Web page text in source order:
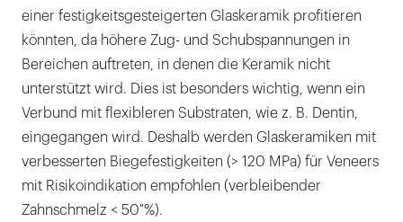
einer festigkeitsgesteigerten Glaskeramik profitieren
könnten, da höhere Zug- und Schubspannungen in
Bereichen auftreten, in denen die Keramik nicht
unterstützt wird. Dies ist besonders wichtig, wenn ein
Verbund mit flexibleren Substraten, wie z. B. Dentin,
eingegangen wird. Deshalb werden Glaskeramiken mit
verbesserten Biegefestigkeiten (> 120 MPa) für Veneers
mit Risikoindikation empfohlen (verbleibender
Zahnschmelz < 50 %).